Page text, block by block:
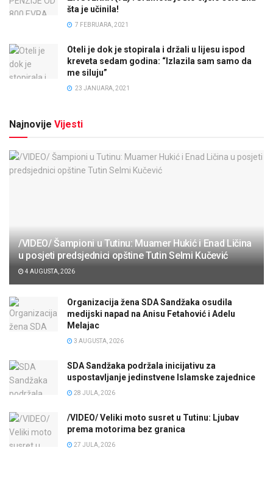
šta je učinila!
7 FEBRUARA, 2021
Oteli je dok je stopirala i držali u lijesu ispod
kreveta sedam godina: “Izlazila sam samo da
me siluju”
23 JANUARA, 2021
Najnovije Vijesti
/VIDEO/ Šampioni u Tutinu: Muamer Hukić i Enad Ličina
u posjeti predsjednici opštine Tutin Selmi Kučević
4 AUGUSTA, 2026
Organizacija žena SDA Sandžaka osudila
medijski napad na Anisu Fetahović i Adelu
Melajac
3 AUGUSTA, 2026
SDA Sandžaka podržala inicijativu za
uspostavljanje jedinstvene Islamske zajednice
28 JULA, 2026
/VIDEO/ Veliki moto susret u Tutinu: Ljubav
prema motorima bez granica
27 JULA, 2026